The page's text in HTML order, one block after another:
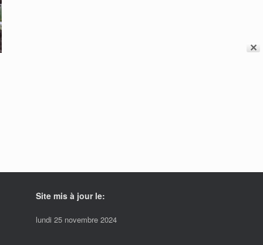
✕
Site mis à jour le:
lundi 25 novembre 2024